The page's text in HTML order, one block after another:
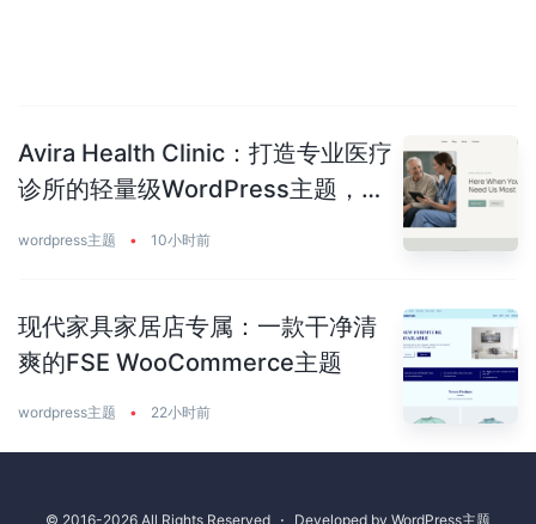
Avira Health Clinic：打造专业医疗
诊所的轻量级WordPress主题，让
wordpress主题 • 10小时前
现代家具家居店专属：一款干净清
爽的FSE WooCommerce主题
wordpress主题 • 22小时前
© 2016-2026 All Rights Reserved ⋅ Developed by WordPress主题